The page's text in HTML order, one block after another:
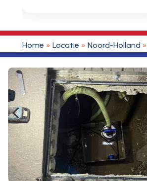
Home » Locatie » Noord-Holland »
4